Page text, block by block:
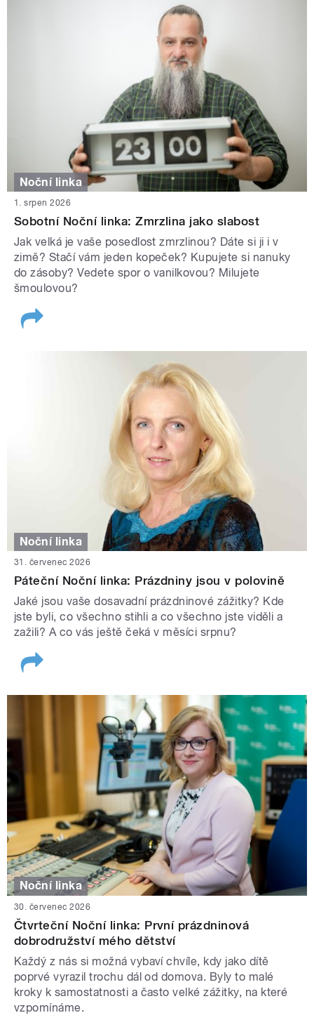
Noční linka
1. srpen 2026
Sobotní Noční linka: Zmrzlina jako slabost
Jak velká je vaše posedlost zmrzlinou? Dáte si ji i v
zimě? Stačí vám jeden kopeček? Kupujete si nanuky
do zásoby? Vedete spor o vanilkovou? Milujete
šmoulovou?
Noční linka
31. červenec 2026
Páteční Noční linka: Prázdniny jsou v polovině
Jaké jsou vaše dosavadní prázdninové zážitky? Kde
jste byli, co všechno stihli a co všechno jste viděli a
zažili? A co vás ještě čeká v měsíci srpnu?
Noční linka
30. červenec 2026
Čtvrteční Noční linka: První prázdninová
dobrodružství mého dětství
Každý z nás si možná vybaví chvíle, kdy jako dítě
poprvé vyrazil trochu dál od domova. Byly to malé
kroky k samostatnosti a často velké zážitky, na které
vzpomínáme.